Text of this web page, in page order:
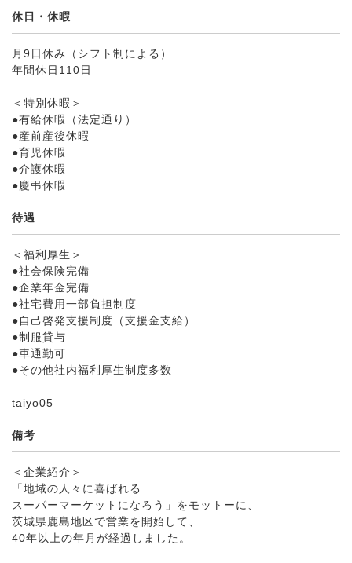
休日・休暇
月9日休み（シフト制による）
年間休日110日
＜特別休暇＞
●有給休暇（法定通り）
●産前産後休暇
●育児休暇
●介護休暇
●慶弔休暇
待遇
＜福利厚生＞
●社会保険完備
●企業年金完備
●社宅費用一部負担制度
●自己啓発支援制度（支援金支給）
●制服貸与
●車通勤可
●その他社内福利厚生制度多数
taiyo05
備考
＜企業紹介＞
「地域の人々に喜ばれる
スーパーマーケットになろう」をモットーに、
茨城県鹿島地区で営業を開始して、
40年以上の年月が経過しました。